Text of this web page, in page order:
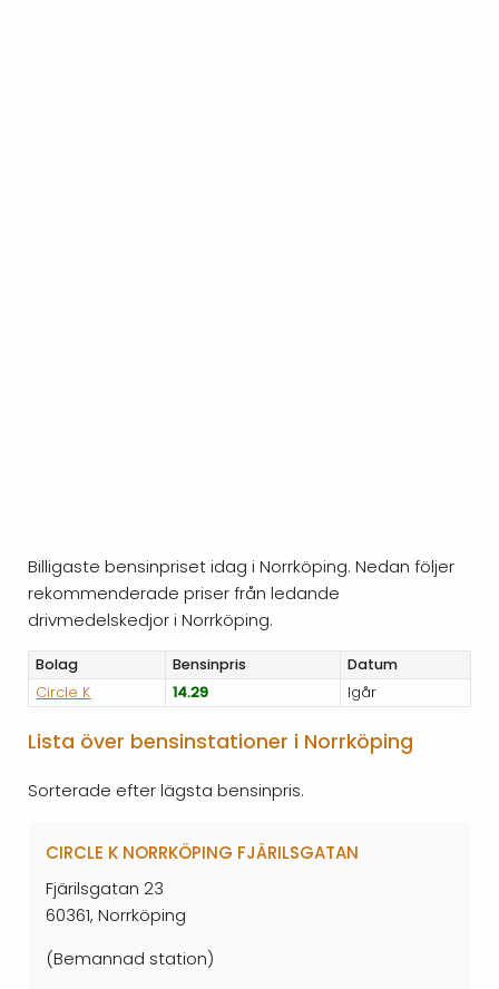
Billigaste bensinpriset idag i Norrköping. Nedan följer
rekommenderade priser från ledande
drivmedelskedjor i Norrköping.
Bolag Bensinpris
Datum
Circle K
14.29 Igår
Lista över bensinstationer i Norrköping
Sorterade efter lägsta bensinpris.
CIRCLE K NORRKÖPING FJÄRILSGATAN
Fjärilsgatan 23
60361, Norrköping
(Bemannad station)